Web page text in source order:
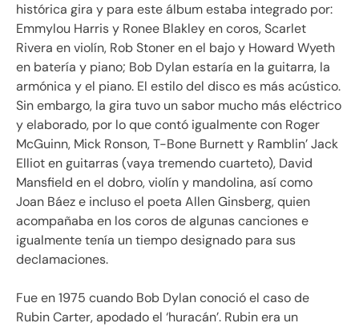
histórica gira y para este álbum estaba integrado por:
Emmylou Harris y Ronee Blakley en coros, Scarlet
Rivera en violín, Rob Stoner en el bajo y Howard Wyeth
en batería y piano; Bob Dylan estaría en la guitarra, la
armónica y el piano. El estilo del disco es más acústico.
Sin embargo, la gira tuvo un sabor mucho más eléctrico
y elaborado, por lo que contó igualmente con Roger
McGuinn, Mick Ronson, T-Bone Burnett y Ramblin’ Jack
Elliot en guitarras (vaya tremendo cuarteto), David
Mansfield en el dobro, violín y mandolina, así como
Joan Báez e incluso el poeta Allen Ginsberg, quien
acompañaba en los coros de algunas canciones e
igualmente tenía un tiempo designado para sus
declamaciones.
Fue en 1975 cuando Bob Dylan conoció el caso de
Rubin Carter, apodado el ‘huracán’. Rubin era un